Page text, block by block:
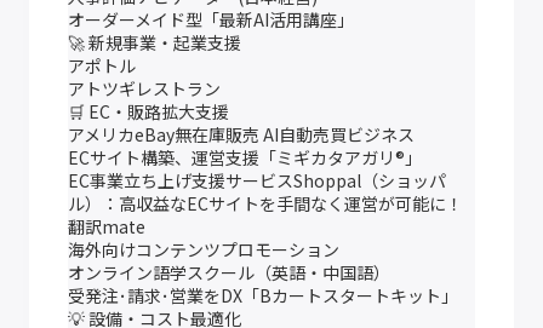
オーダーメイド型「最新AI活用講座」
🚀 新規事業・起業支援
アポトル
アトツギレストラン
🛒 EC・販路拡大支援
アメリカeBay無在庫販売 AI⾃動売買ビジネス
ECサイト構築、運営支援「ミギカタアガリ®」
EC事業立ち上げ支援サービスShoppal（ショッパ
ル）：高収益なECサイトを手間なく運営が可能に！
翻訳mate
海外向けコンテンツプロモーション
オンライン語学スクール（英語・中国語）
受発注･請求･営業をDX「Bカートスタートキット」
💡 設備・コスト最適化